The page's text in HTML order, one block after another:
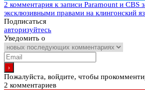
2 комментария к записи Paramount и CBS
эксклюзивными правами на клингонский
Подписаться
авторизуйтесь
Уведомить о
Пожалуйста, войдите, чтобы
2 комментариев